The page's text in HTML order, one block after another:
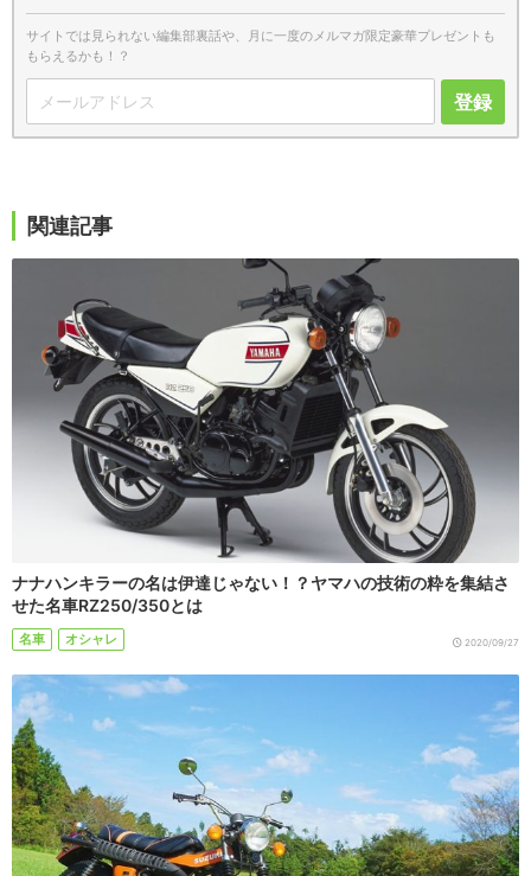
サイトでは見られない編集部裏話や、月に一度のメルマガ限定豪華プレゼントも
もらえるかも！？
登録
関連記事
ナナハンキラーの名は伊達じゃない！？ヤマハの技術の粋を集結さ
せた名車RZ250/350とは
名車 オシャレ 2020/09/27